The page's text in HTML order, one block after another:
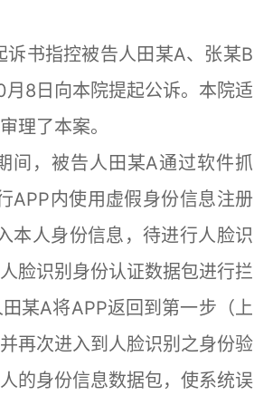
书指控被告人田某A、张某B
8日向本院提起公诉。本院适
理了本案。
，被告人田某A通过软件抓
APP内使用虚假身份信息注册
本人身份信息，待进行人脸识
脸识别身份认证数据包进行拦
某A将APP返回到第一步（上
再次进入到人脸识别之身份验
的身份信息数据包，使系统误